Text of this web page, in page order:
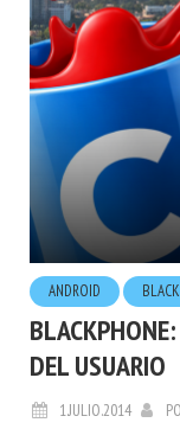
ANDROID
DEL USUARIO
1.JULIO.2014